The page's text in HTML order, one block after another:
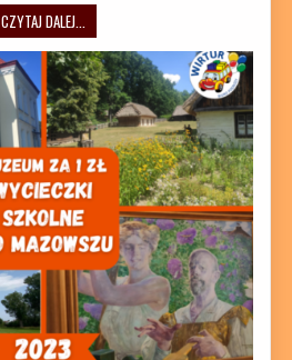
CZYTAJ DALEJ...